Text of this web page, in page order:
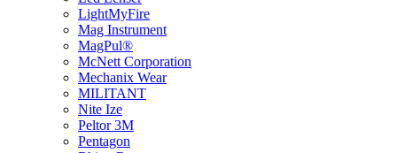
LightMyFire
Mag Instrument
MagPul®
McNett Corporation
Mechanix Wear
MILITANT
Nite Ize
Peltor 3M
Pentagon